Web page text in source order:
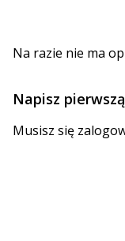
Na razie nie ma
Napisz
Musisz się